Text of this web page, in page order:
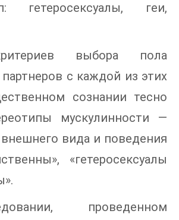
гетеросексуалы, геи,
выбора пола
с каждой из этих
сознании тесно
мускулинности —
вида и поведения
«гетеросексуалы
проведенном